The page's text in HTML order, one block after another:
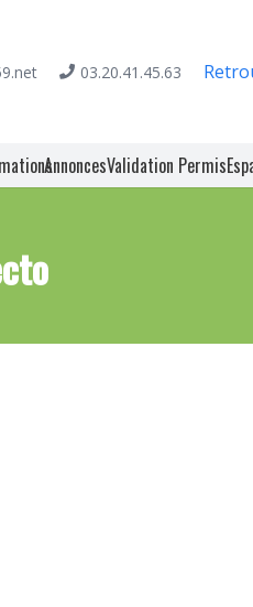
03.20.41.45.63
AnnoncesValidation Permis